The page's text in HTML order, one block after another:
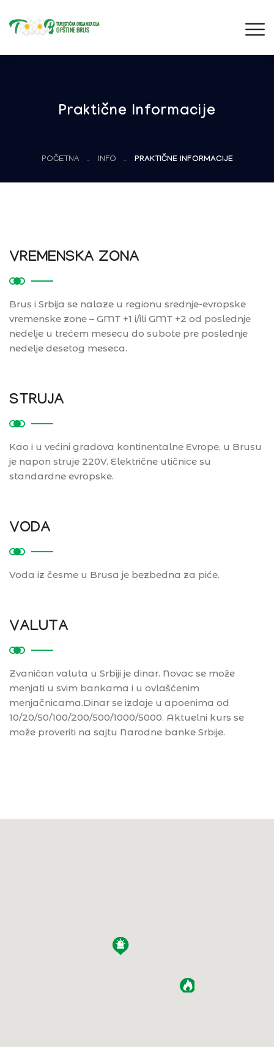
Praktične Informacije
POČETNA INFO PRAKTIČNE INFORMACIJE
VREMENSKA ZONA
Brus i Srbija se nalaze u regionu srednje-evropske
vremenske zone – GMT +1 i/ili GMT +2 od poslednje
nedelje u trećem mesecu do subote pre poslednje
nedelje desetog meseca.
STRUJA
Kao i u većini gradova kontinentalne Evrope, u Brusu
je napon struje 220V. Električne utičnice su
standardne evropske.
VODA
Voda iz česme u Brusa je bezbedna za piće.
VALUTA
Zvaničan valuta u Srbiji je dinar. Novac se može
menjati u svim bankama i u ovlašćenim
menjačnicama.Dinar se izdaje u apoenima od
10/20/50/100/200/500/1000/5000. Aktuelni kurs se
može proveriti na sajtu Narodne banke Srbije.